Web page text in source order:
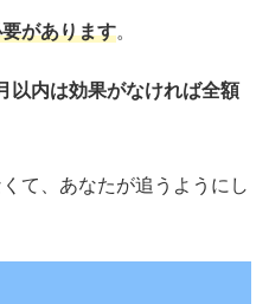
があります。
以内は効果がなければ全額
て、あなたが追うようにし